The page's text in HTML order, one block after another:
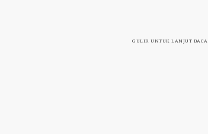
GULIR UNTUK LANJUT BACA